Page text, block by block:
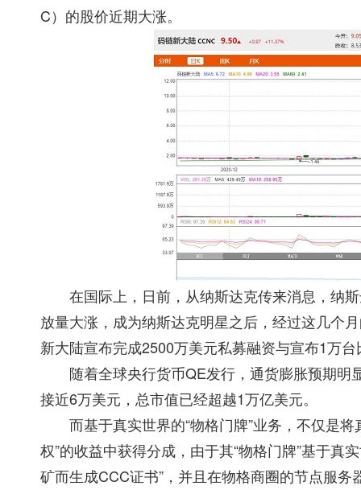
C）的股价近期大涨。
在国际上，日前，从纳斯达克传来消息，纳斯
放量大涨，成为纳斯达克明星之后，经过这几个
新大陆宣布完成2500万美元私募融资与宣布1万
随着全球央行货币QE发行，通货膨胀预期明
接近6万美元，总市值已经超越1万亿美元。
而基于真实世界的“物格门牌”业务，不仅是将
权”的收益中获得分成，由于其“物格门牌”基于真
矿而生成CCC证书”，并且在物格商圈的节点服